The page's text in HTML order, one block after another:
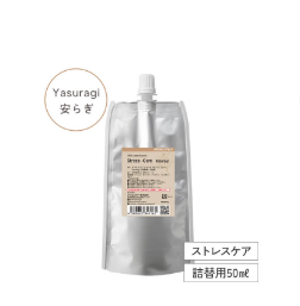
ストレケアアロマ
リラックスタイム